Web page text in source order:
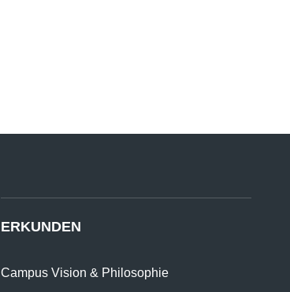
ERKUNDEN
Campus Vision & Philosophie